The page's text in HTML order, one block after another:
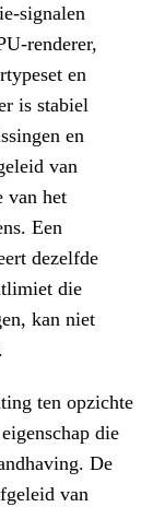
signalen
renderer,
en
is stabiel
en
van
van het
Een
dezelfde
die
kan niet
ten opzichte
die
De
van